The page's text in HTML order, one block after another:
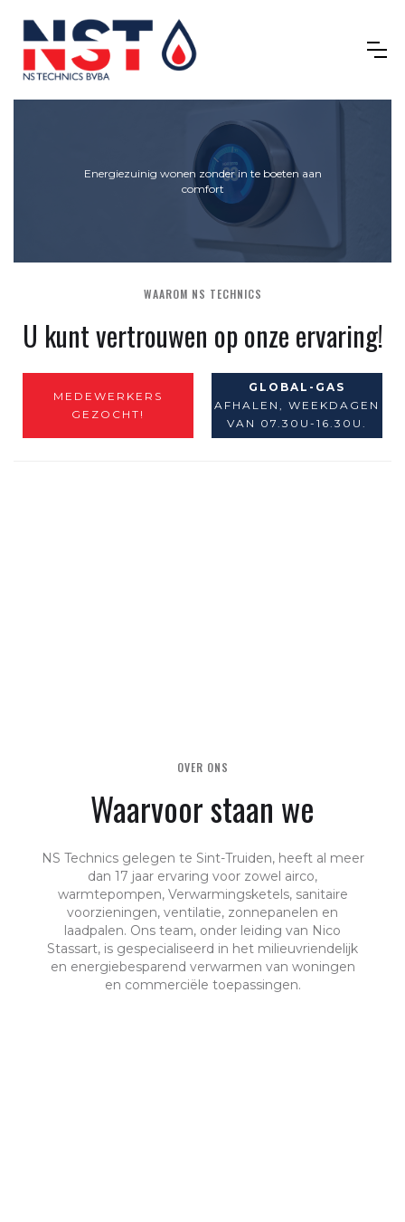
Energiezuinig wonen zonder in te boeten aan
comfort
WAAROM NS TECHNICS
U kunt vertrouwen op onze ervaring!
MEDEWERKERS
GEZOCHT!
GLOBAL-GAS
AFHALEN, WEEKDAGEN
VAN 07.30U-16.30U.
OVER ONS
Waarvoor staan we
NS Technics gelegen te Sint-Truiden, heeft al meer
dan 17 jaar ervaring voor zowel airco,
warmtepompen, Verwarmingsketels, sanitaire
voorzieningen, ventilatie, zonnepanelen en
laadpalen. Ons team, onder leiding van Nico
Stassart, is gespecialiseerd in het milieuvriendelijk
en energiebesparend verwarmen van woningen
en commerciële toepassingen.